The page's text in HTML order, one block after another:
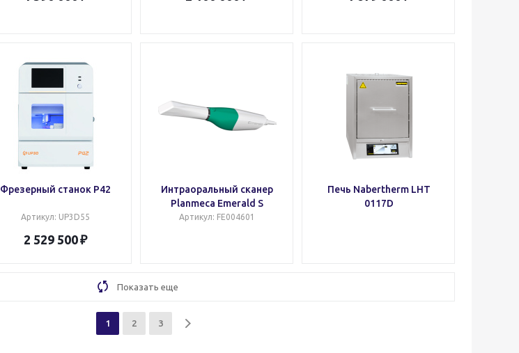
Фрезерный станок P42
Артикул: UP3D55
2 529 500
Интраоральный сканер
Planmeca Emerald S
Артикул: FE004601
Печь Nabertherm LHT
0117D
Показать еще
1 2 3